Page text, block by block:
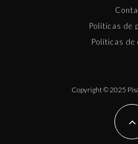
Políticas de
Políticas de
Copyright © 2025